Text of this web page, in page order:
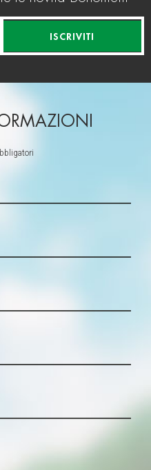
ISCRIVITI